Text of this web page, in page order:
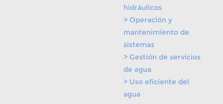
hidráulicos
> Operación y
mantenimiento de
sistemas
> Gestión de servicios
de agua
> Uso eficiente del
agua